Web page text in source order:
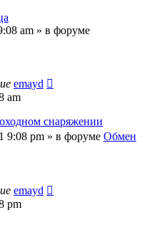
am » в форуме
emayd
am
снаряжении
9:08 pm » в форуме Обмен
emayd
pm